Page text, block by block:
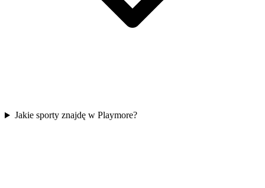
Jakie sporty znajdę w Playmore?